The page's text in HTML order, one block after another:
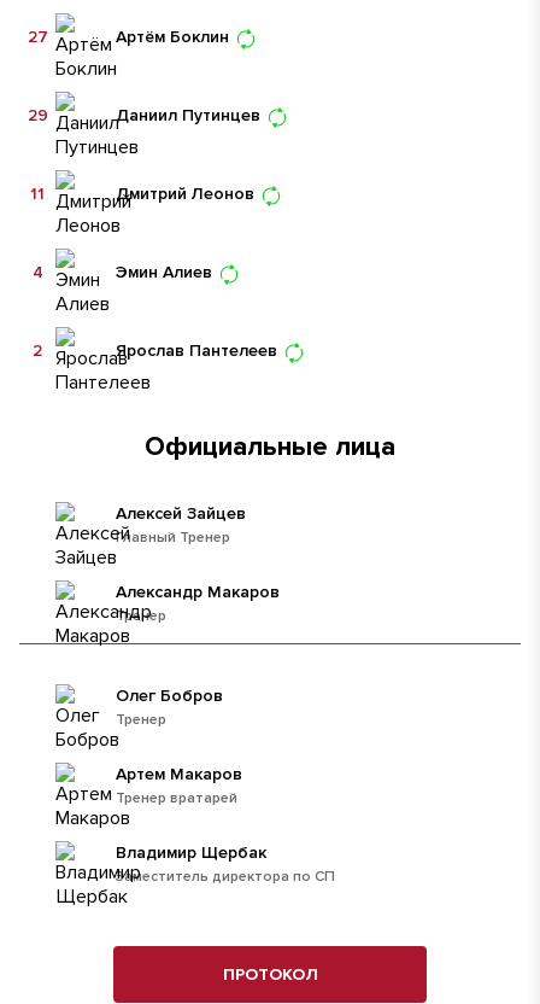
Артём Боклин
27
Даниил Путинцев
29
Дмитрий Леонов
11
Эмин Алиев
4
Ярослав Пантелеев
2
Официальные лица
Главный Тренер
Алексей Зайцев
Тренер
Александр Макаров
Тренер
Олег Бобров
Тренер вратарей
Артем Макаров
Заместитель директора по СП
Владимир Щербак
ПРОТОКОЛ